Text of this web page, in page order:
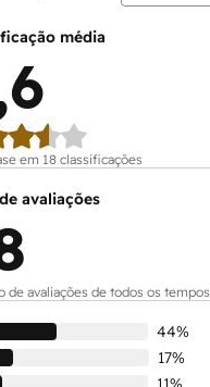
média
em 18 classificações
avaliações
de avaliações de todos os tempos
44%
17%